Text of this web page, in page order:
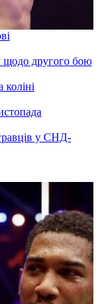
щодо другого бою
у СНД-